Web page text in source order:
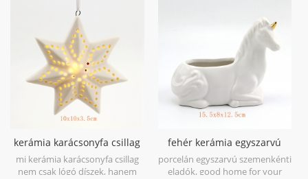
kerámia karácsonyfa csillag
bisquie fehér led fény
mi kerámia karácsonyfa csillag
nem csak lógó díszek, hanem
fehér kerámia egyszarvú
figurája malacka
banktervező
porcelán egyszarvú szemenkénti
eladók, good home for your